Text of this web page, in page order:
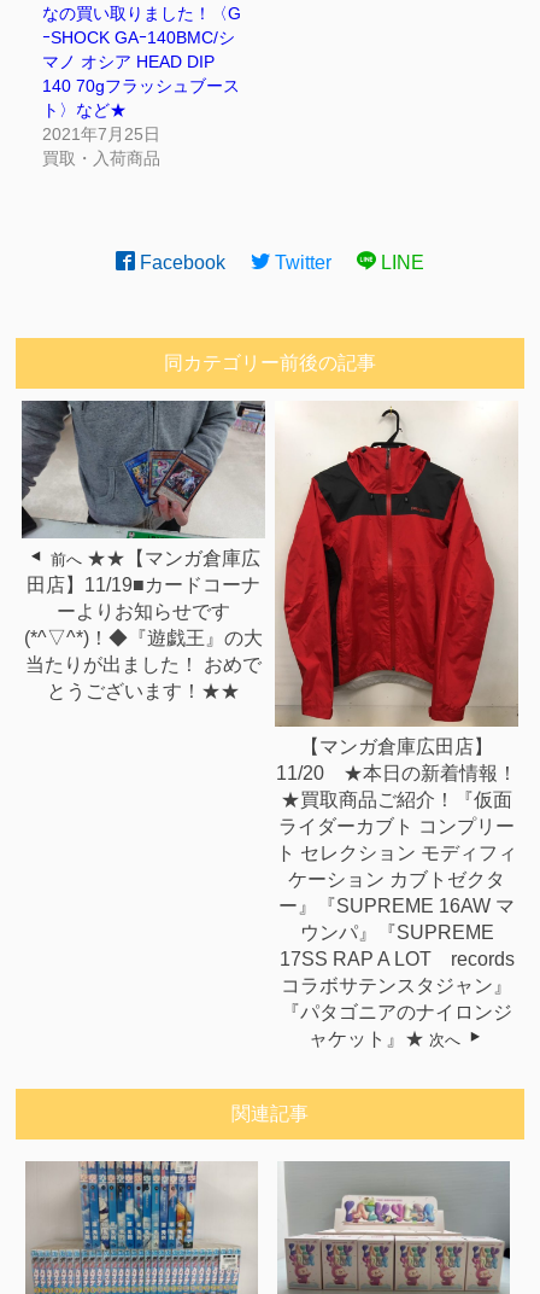
なの買い取りました！〈G
ｰSHOCK GAｰ140BMC/シ
マノ オシア HEAD DIP
140 70gフラッシュブース
ト〉など★
2021年7月25日
買取・入荷商品
Facebook Twitter LINE
同カテゴリー前後の記事
前へ ★★【マンガ倉庫広
田店】11/19■カードコーナ
ーよりお知らせです
(*^▽^*)！◆『遊戯王』の大
当たりが出ました！ おめで
とうございます！★★
【マンガ倉庫広田店】
11/20 ★本日の新着情報！
★買取商品ご紹介！『仮面
ライダーカブト コンプリー
ト セレクション モディフィ
ケーション カブトゼクタ
ー』『SUPREME 16AW マ
ウンパ』『SUPREME
17SS RAP A LOT records
コラボサテンスタジャン』
『パタゴニアのナイロンジ
ャケット』★ 次へ
関連記事